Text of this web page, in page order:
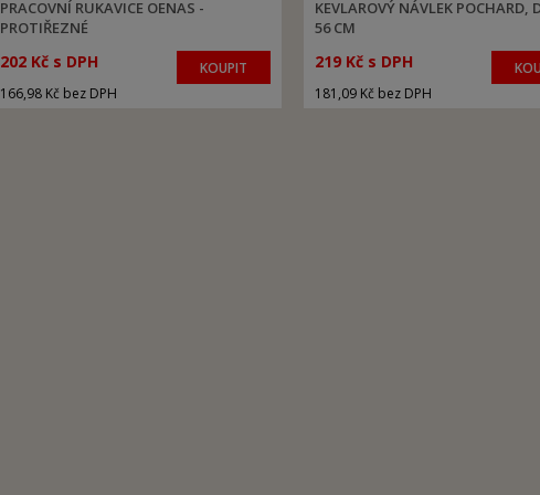
PRACOVNÍ RUKAVICE OENAS -
PROTIŘEZNÉ
202 Kč s DPH
166,98 Kč bez DPH
KOUPIT
KEVLAROVÝ NÁVLEK POCHARD,
56 CM
219 Kč s DPH
181,09 Kč bez DPH